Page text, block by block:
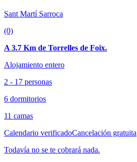
Sant Martí Sarroca
(0)
A 3.7 Km de Torrelles de Foix.
Alojamiento entero
2 - 17 personas
6 dormitorios
11 camas
Calendario verificadoCancelación gratuita
Todavía no se te cobrará nada.